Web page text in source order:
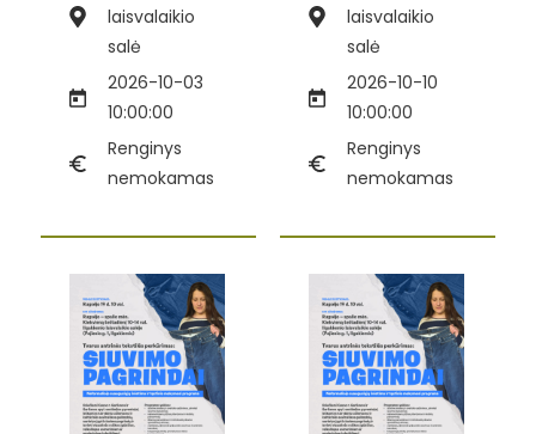
laisvalaikio
salė
2026-10-03
10:00:00
Renginys
nemokamas
laisvalaikio
salė
2026-10-10
10:00:00
Renginys
nemokamas